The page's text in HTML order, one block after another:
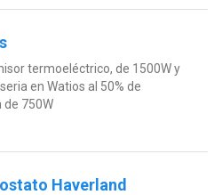
termoeléctrico, de 1500W y
en Watios al 50% de
de 750W
Haverland